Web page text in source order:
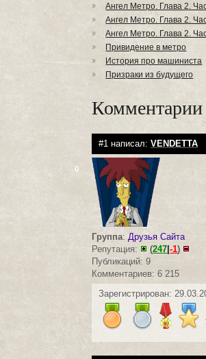
Ангел Метро. Глава 2.
Ангел Метро. Глава 2.
Ангел Метро. Глава 2.
Привидение в метро
История про машиниста
Призраки из будущего
Комментарии
#1 написал:VENDETTA
0
Группа: Друзья Сайта
Репутация:
(247 |-1)
Публикаций: 9
Комментариев: 6 215
Зарегистрирован: